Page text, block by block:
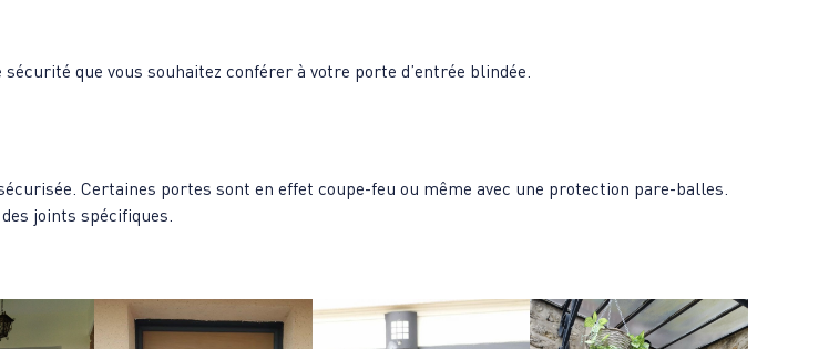
que vous souhaitez conférer à votre porte d’entrée blindée.
Certaines portes sont en effet coupe-feu ou même avec une protection pare-balles.
joints spécifiques.